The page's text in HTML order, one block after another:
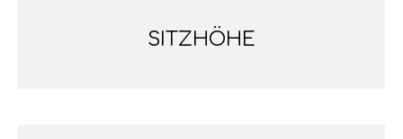
SITZHÖHE